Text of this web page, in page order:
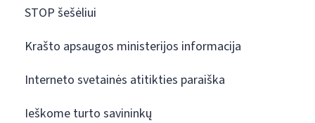
STOP šešėliui
Krašto apsaugos ministerijos informacija
Interneto svetainės atitikties paraiška
Ieškome turto savininkų